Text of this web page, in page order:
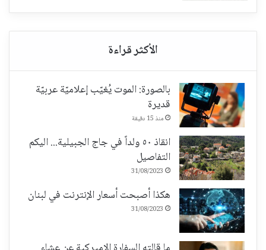
بالصورة: الموت يُغيّب إعلاميّة عربيّة
قديرة
منذ 15 دقيقة
انقاذ ٥٠ ولداً في جاج الجبيلية... اليكم
التفاصيل
31/08/2023
هكذا أصبحت أسعار الإنترنت في لبنان
31/08/2023